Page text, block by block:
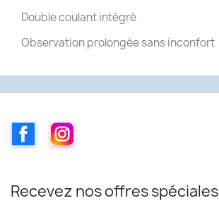
Double coulant intégré
Observation prolongée sans inconfort
FacebookInstagram
Recevez nos offres spéciales